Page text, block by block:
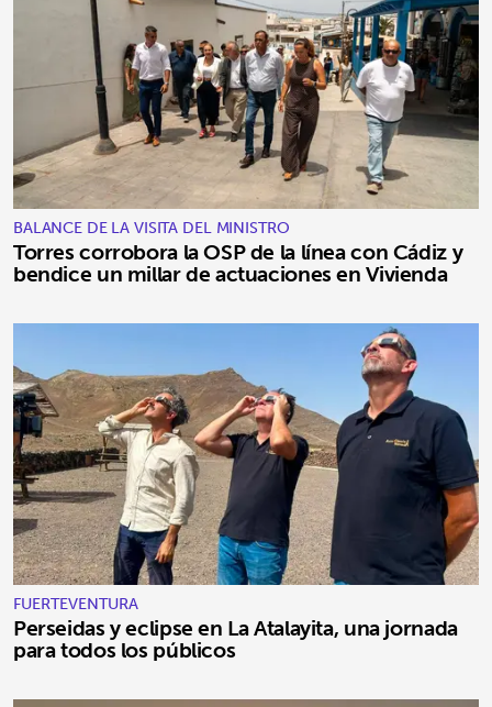
BALANCE DE LA VISITA DEL MINISTRO
Torres corrobora la OSP de la línea con Cádiz y
bendice un millar de actuaciones en Vivienda
FUERTEVENTURA
Perseidas y eclipse en La Atalayita, una jornada
para todos los públicos